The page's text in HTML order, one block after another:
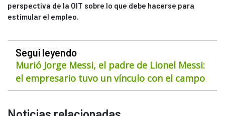
perspectiva de la OIT sobre lo que debe hacerse para
estimular el empleo.
Seguí leyendo
Murió Jorge Messi, el padre de Lionel Messi:
el empresario tuvo un vínculo con el campo